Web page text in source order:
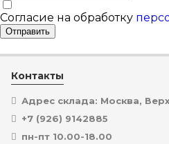
Согласие на обработку
Отправить
Контакты
Адрес склада: Москва,
+7 (926) 9142885
пн-пт 10.00-18.00